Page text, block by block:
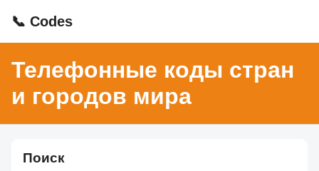
📞 Codes
Телефонные коды стран
и городов мира
Поиск